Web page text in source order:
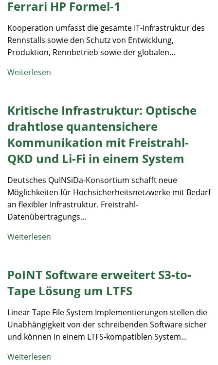
Ferrari HP Formel-1
Kooperation umfasst die gesamte IT-Infrastruktur des
Rennstalls sowie den Schutz von Entwicklung,
Produktion, Rennbetrieb sowie der globalen...
Weiterlesen
Kritische Infrastruktur: Optische
drahtlose quantensichere
Kommunikation mit Freistrahl-
QKD und Li-Fi in einem System
Deutsches QuINSiDa-Konsortium schafft neue
Möglichkeiten für Hochsicherheitsnetzwerke mit Bedarf
an flexibler Infrastruktur. Freistrahl-
Datenübertragungs...
Weiterlesen
PoINT Software erweitert S3-to-
Tape Lösung um LTFS
Linear Tape File System Implementierungen stellen die
Unabhängigkeit von der schreibenden Software sicher
und können in einem LTFS-kompatiblen System...
Weiterlesen